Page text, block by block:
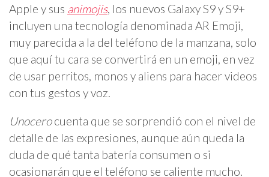
Apple y sus animojis, los nuevos Galaxy S9 y S9+
incluyen una tecnología denominada AR Emoji,
muy parecida a la del teléfono de la manzana, solo
que aquí tu cara se convertirá en un emoji, en vez
de usar perritos, monos y aliens para hacer videos
con tus gestos y voz.
Unocerocuenta que se sorprendió con el nivel de
detalle de las expresiones, aunque aún queda la
duda de qué tanta batería consumen o si
ocasionarán que el teléfono se caliente mucho.